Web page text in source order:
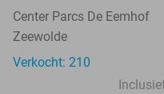
Center Parcs De Eemhof
Zeewolde
Verkocht: 210